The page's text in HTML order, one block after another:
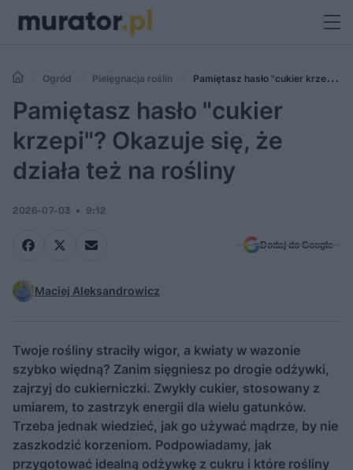
Ogród Pielęgnacja roślin
Pamiętasz hasło "cukier krzepi"?
Okazuje się, że działa też na rośliny
Pamiętasz hasło "cukier
krzepi"? Okazuje się, że
działa też na rośliny
2026-07-03 9:12
Dodaj do Google
Maciej Aleksandrowicz
Twoje rośliny straciły wigor, a kwiaty w wazonie
szybko więdną? Zanim sięgniesz po drogie odżywki,
zajrzyj do cukierniczki. Zwykły cukier, stosowany z
umiarem, to zastrzyk energii dla wielu gatunków.
Trzeba jednak wiedzieć, jak go używać mądrze, by nie
zaszkodzić korzeniom. Podpowiadamy, jak
przygotować idealną odżywkę z cukru i które rośliny